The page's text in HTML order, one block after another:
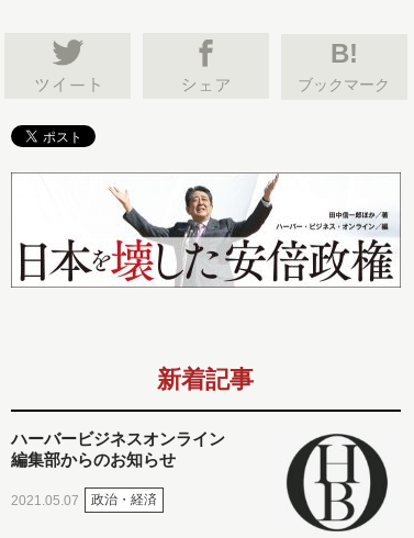
B!
ブックマーク
新着記事
ハーバービジネスオンライン
編集部からのお知らせ
2021.05.07 政治・経済